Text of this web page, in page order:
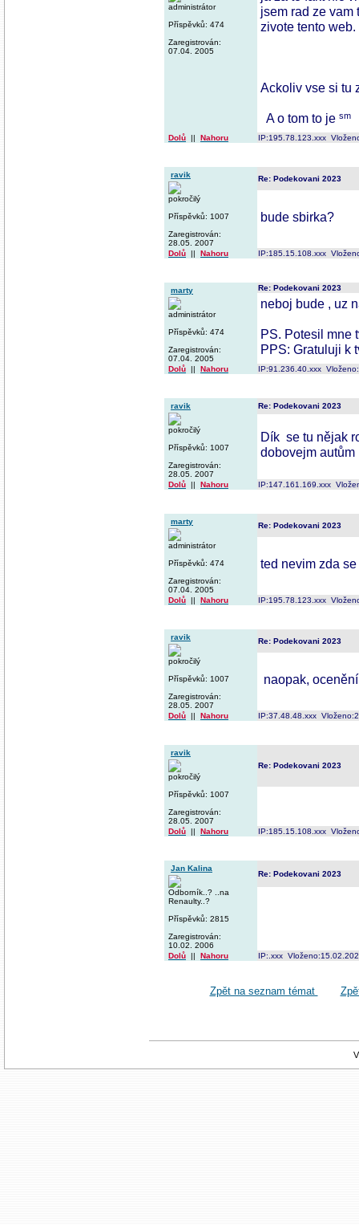
administrátor
Příspěvků: 474
Zaregistrován:
07.04. 2005
jsem rad ze vam
zivote tento web.
Ackoliv vse si tu
A o tom to je
Dolů || Nahoru IP:195.78.123.xxx
ravik
pokročilý
Příspěvků: 1007
Zaregistrován:
28.05. 2007
Re: Podekovani 2023
bude sbirka?
Dolů || Nahoru IP:185.15.108.xxx
marty
administrátor
Příspěvků: 474
Zaregistrován:
07.04. 2005
Re: Podekovani 2023
neboj bude , uz
PS. Potesil mne
PPS: Gratuluji k
Dolů || Nahoru IP:91.236.40.xxx
ravik
pokročilý
Příspěvků: 1007
Zaregistrován:
28.05. 2007
Re: Podekovani 2023
Dík se tu nějak
dobovejm
Dolů || Nahoru IP:147.161.169.xxx
marty
administrátor
Příspěvků: 474
Zaregistrován:
07.04. 2005
Re: Podekovani 2023
ted nevim zda
Dolů || Nahoru IP:195.78.123.xxx
ravik
pokročilý
Příspěvků: 1007
Zaregistrován:
28.05. 2007
Re: Podekovani 2023
naopak,
Dolů || Nahoru IP:37.48.48.xxx
ravik
pokročilý
Příspěvků: 1007
Zaregistrován:
28.05. 2007
Re: Podekovani 2023
Dolů || Nahoru IP:185.15.108.xxx
Jan Kalina
Odborník..? ..na
Renaulty..?
Příspěvků: 2815
Zaregistrován:
10.02. 2006
Re: Podekovani 2023
Dolů || Nahoru IP:.xxx
Zpět na seznam témat